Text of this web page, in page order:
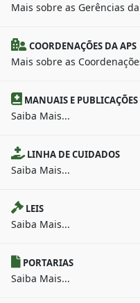
Mais sobre as Gerências da
COORDENAÇÕES DA APS
Mais sobre as
MANUAIS E PUBLICAÇÕES
Saiba Mais...
LINHA DE CUIDADOS
Saiba Mais...
LEIS
Saiba Mais...
PORTARIAS
Saiba Mais...